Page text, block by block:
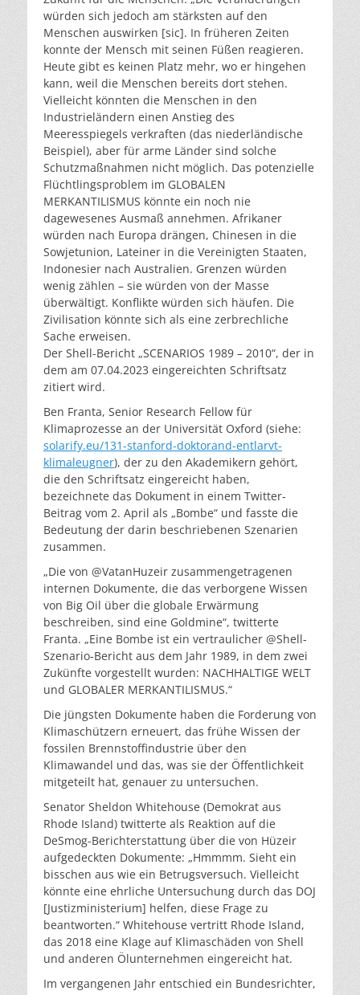
würden sich jedoch am stärksten auf den
Menschen auswirken [sic]. In früheren Zeiten
konnte der Mensch mit seinen Füßen reagieren.
Heute gibt es keinen Platz mehr, wo er hingehen
kann, weil die Menschen bereits dort stehen.
Vielleicht könnten die Menschen in den
Industrieländern einen Anstieg des
Meeresspiegels verkraften (das niederländische
Beispiel), aber für arme Länder sind solche
Schutzmaßnahmen nicht möglich. Das potenzielle
Flüchtlingsproblem im GLOBALEN
MERKANTILISMUS könnte ein noch nie
dagewesenes Ausmaß annehmen. Afrikaner
würden nach Europa drängen, Chinesen in die
Sowjetunion, Lateiner in die Vereinigten Staaten,
Indonesier nach Australien. Grenzen würden
wenig zählen – sie würden von der Masse
überwältigt. Konflikte würden sich häufen. Die
Zivilisation könnte sich als eine zerbrechliche
Sache erweisen.
Der Shell-Bericht „SCENARIOS 1989 – 2010“, der in
dem am 07.04.2023 eingereichten Schriftsatz
zitiert wird.
Ben Franta, Senior Research Fellow für
Klimaprozesse an der Universität Oxford (siehe:
solarify.eu/131-stanford-doktorand-entlarvt-
klimaleugner), der zu den Akademikern gehört,
die den Schriftsatz eingereicht haben,
bezeichnete das Dokument in einem Twitter-
Beitrag vom 2. April als „Bombe“ und fasste die
Bedeutung der darin beschriebenen Szenarien
zusammen.
„Die von @VatanHuzeir zusammengetragenen
internen Dokumente, die das verborgene Wissen
von Big Oil über die globale Erwärmung
beschreiben, sind eine Goldmine“, twitterte
Franta. „Eine Bombe ist ein vertraulicher @Shell-
Szenario-Bericht aus dem Jahr 1989, in dem zwei
Zukünfte vorgestellt wurden: NACHHALTIGE WELT
und GLOBALER MERKANTILISMUS.“
Die jüngsten Dokumente haben die Forderung von
Klimaschützern erneuert, das frühe Wissen der
fossilen Brennstoffindustrie über den
Klimawandel und das, was sie der Öffentlichkeit
mitgeteilt hat, genauer zu untersuchen.
Senator Sheldon Whitehouse (Demokrat aus
Rhode Island) twitterte als Reaktion auf die
DeSmog-Berichterstattung über die von Hüzeir
aufgedeckten Dokumente: „Hmmmm. Sieht ein
bisschen aus wie ein Betrugsversuch. Vielleicht
könnte eine ehrliche Untersuchung durch das DOJ
[Justizministerium] helfen, diese Frage zu
beantworten.“ Whitehouse vertritt Rhode Island,
das 2018 eine Klage auf Klimaschäden von Shell
und anderen Ölunternehmen eingereicht hat.
Im vergangenen Jahr entschied ein Bundesrichter,